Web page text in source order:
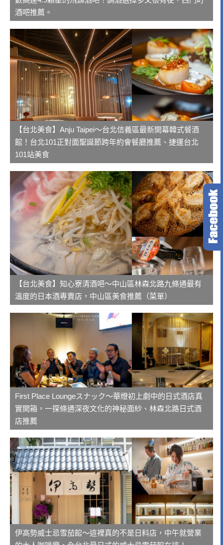
酒吧推薦。
【台北美食】Anju Taipei～台北信義區最新開幕韓式餐酒
館！台北101正對面聖誕節跨年約會餐廳推薦、捷運台北
101站美食
【台北美食】知心寮清酒吧～中山區林森北路九條通最有
溫度的日本酒專賣店，中山區美食推薦（菜單）
First Place Loungeスナック～華燈初上劇中的日式酒店真
實開箱，一探條通深夜文化的神秘面紗、林森北路日式酒
店推薦
伊高勢威士忌雪茄館～這裡真的不是日料店，中午就營業